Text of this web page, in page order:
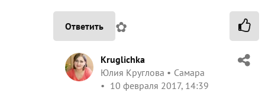
Ответить ✿
Kruglichka
Юлия Круглова
Самара
10 февраля 2017, 14:39